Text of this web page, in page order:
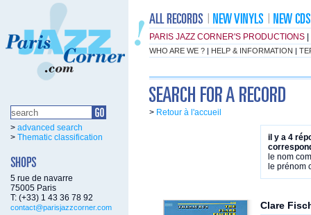
PARIS JAZZ CORNER'S PRODUCTIONS
WHO ARE WE ? | HELP & INFORMATION |
> advanced search
> Thematic classification
5 rue de navarre
75005 Paris
T: (+33) 1 43 36 78 92
contact@parisjazzcorner.com
> Retour à l'accueil
il y a 4
le nom
le prénom
Clare